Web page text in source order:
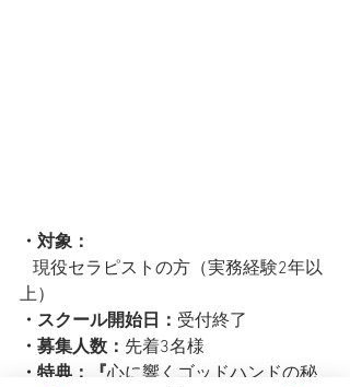
・対象：
現役セラピストの方（実務経験2年以
上）
・スクール開始日： 受付終了
・募集人数： 先着3名様
・特典：『心に響くゴッドハンドの秘